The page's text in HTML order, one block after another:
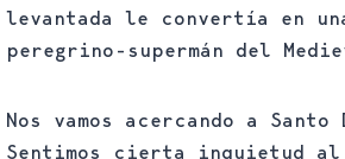
levantada le convertía en
peregrino-supermán del
Nos vamos acercando a Santo
Sentimos cierta inquietud al